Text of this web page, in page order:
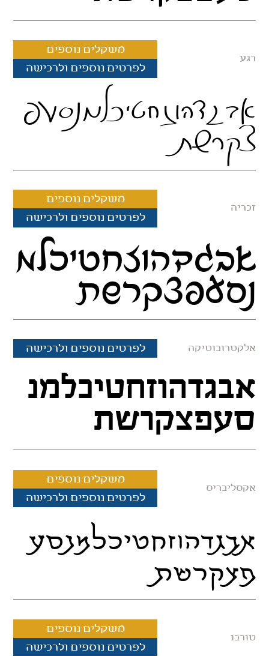
רגע
משקלים נוספים
לפרטים נוספים ולרכישה
אבגדהוזחטיכלמנסעפ
צקרשת
זכריה
משקלים נוספים
לפרטים נוספים ולרכישה
אבגדהוזחטיכלמ
נסעפצקרשת
אלקטרובוטיקה לפרטים נוספים ולרכישה
אבגדהוזחטיכלמנ
סעפצקרשת
אקסליבריס
משקלים נוספים
לפרטים נוספים ולרכישה
אבגדהוזחטיכלמנסע
פצקרשת
טורבו
משקלים נוספים
לפרטים נוספים ולרכישה